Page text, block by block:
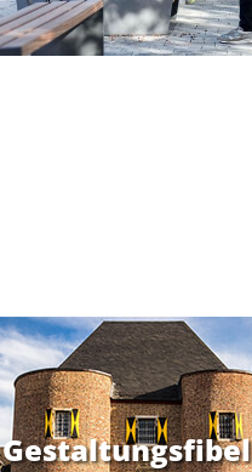
Gestaltungsfibel